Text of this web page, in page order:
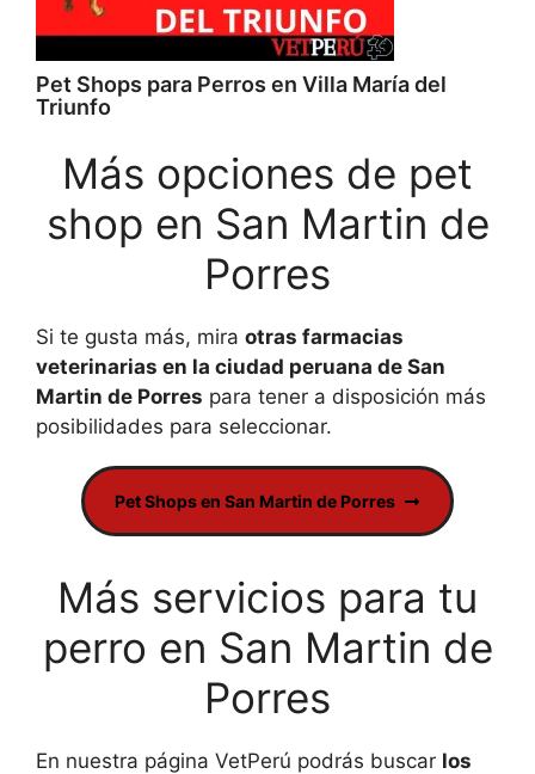
Pet Shops para Perros en Villa María del
Triunfo
Más opciones de pet
shop en San Martin de
Porres
Si te gusta más, mira otras farmacias
veterinarias en la ciudad peruana de San
Martin de Porres para tener a disposición más
posibilidades para seleccionar.
Pet Shops en San Martin de Porres
Más servicios para tu
perro en San Martin de
Porres
En nuestra página VetPerú podrás buscar los